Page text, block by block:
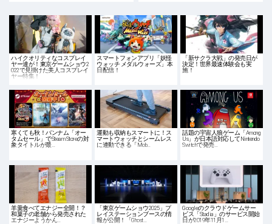
ハイクオリティなコスプレイ
ヤー達が！東京ゲームショウ2
022で見掛けた美人コスプレイ
ヤー特集！
スマートフォンアプリ「妖怪
ウォッチ メダルウォーズ」本
日配信！
「新サクラ大戦」の発売日が
決定！世界最速体験会も実
施！
寒くても秋！バンナム「オー
タムセール」でSteam Storeの対
象タイトルが最…
運動も収納もスマートに！ス
マートウォッチとシームレス
に連動できる「Mob…
話題の宇宙人狼ゲーム「Among
Us」が日本語対応してNintendo
Switchで発売…
羊羹食べてエナジー全開！？
和菓子の老舗から発売された
エナジーようかん…
「東京ゲームショウ2025」プ
レイステーションブースの情
報が公開！「Ghost…
Googleのクラウドゲームサー
ビス「Stadia」のサービス開始
日が2019年11月1…